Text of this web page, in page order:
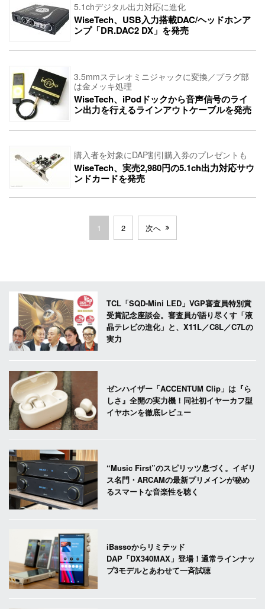
5.1chデジタル出力対応に進化
WiseTech、USB入力搭載DAC/ヘッドホンア
ンプ「DR.DAC2 DX」を発売
3.5mmステレオミニジャックに変換／プラグ部
は金メッキ処理
WiseTech、iPodドックから音声信号のライ
ン出力を行えるラインアウトケーブルを発売
購入者を対象にDAP割引購入券のプレゼントも
WiseTech、実売2,980円の5.1ch出力対応サウ
ンドカードを発売
1 2 次へ
TCL「SQD-Mini LED」VGP審査員特別賞
受賞記念座談会。審査員が語り尽くす「液
晶テレビの進化」と、X11L／C8L／C7Lの
実力
ゼンハイザー「ACCENTUM Clip」は『ら
しさ』全開の実力機！同社初イヤーカフ型
イヤホンを徹底レビュー
“Music First”のスピリッツ息づく。イギリ
ス名門・ARCAMの最新プリメインが秘め
るスマートな音楽性を聴く
iBassoからリミテッド
DAP「DX340MAX」登場！通常ラインナッ
プ3モデルとあわせて一斉試聴